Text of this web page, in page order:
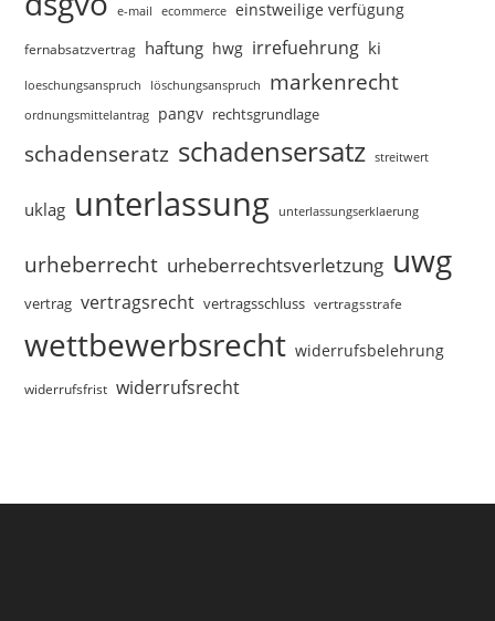
e-mail ecommerce einstweilige verfügung
fernabsatzvertrag haftung hwg irrefuehrung ki
loeschungsanspruch löschungsanspruch markenrecht
ordnungsmittelantrag pangv rechtsgrundlage
schadenseratz schadensersatz streitwert
uklag unterlassung unterlassungserklaerung
urheberrecht urheberrechtsverletzung uwg
vertrag vertragsrecht vertragsschluss vertragsstrafe
wettbewerbsrecht widerrufsbelehrung
widerrufsfrist widerrufsrecht